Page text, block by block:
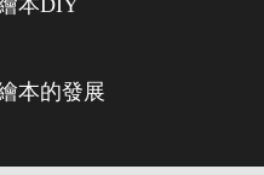
本DIY
本的發展